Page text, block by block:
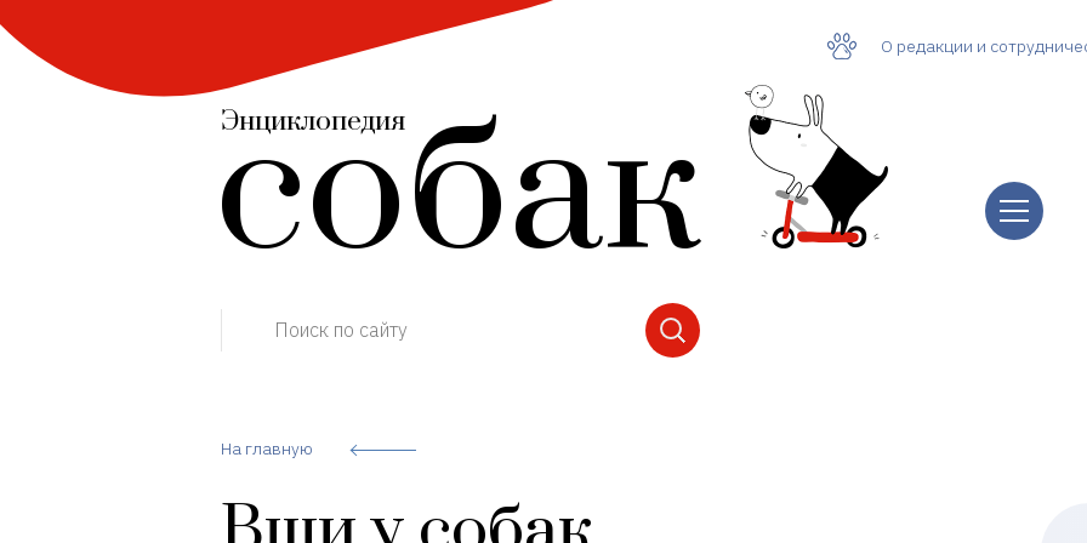
Энциклопедия
собак
О редакции и
Поиск по сайту
На главную